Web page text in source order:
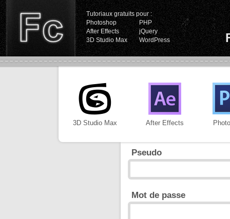
Tutoriaux gratuits pour :
Photoshop
PHP
After Effects
jQuery
3D Studio Max
WordPress
3D Studio Max After Effects
Pseudo
Mot de passe